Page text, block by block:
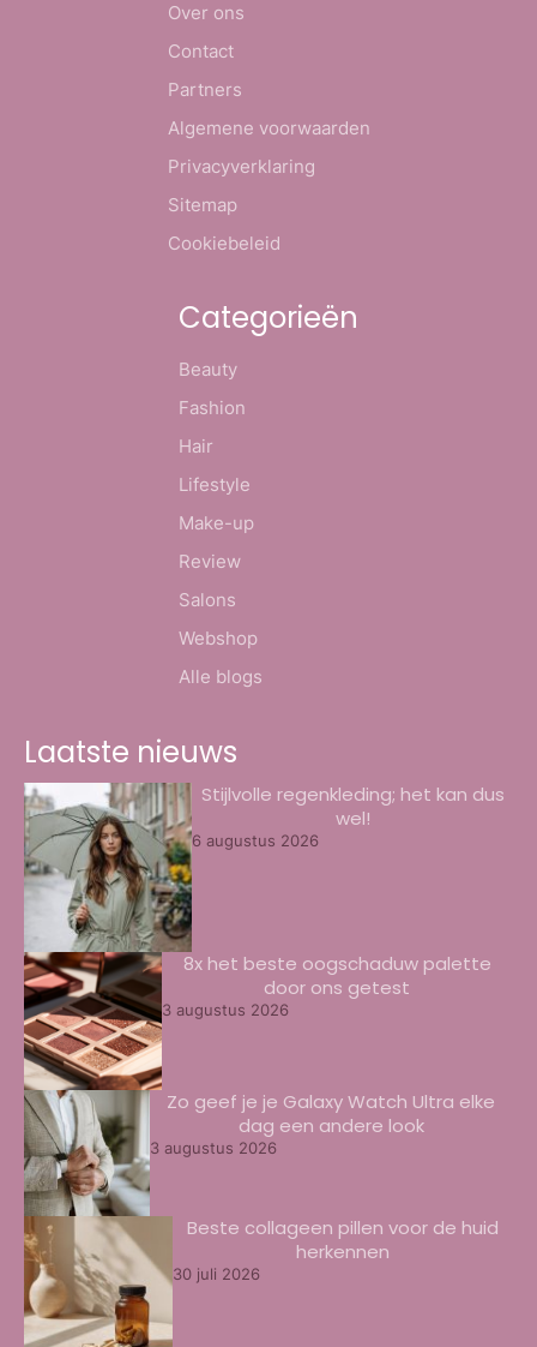
Over ons
Contact
Partners
Algemene voorwaarden
Privacyverklaring
Sitemap
Cookiebeleid
Categorieën
Beauty
Fashion
Hair
Lifestyle
Make-up
Review
Salons
Webshop
Alle blogs
Laatste nieuws
Stijlvolle regenkleding; het kan dus
wel!
6 augustus 2026
8x het beste oogschaduw palette
door ons getest
3 augustus 2026
Zo geef je je Galaxy Watch Ultra elke
dag een andere look
3 augustus 2026
Beste collageen pillen voor de huid
herkennen
30 juli 2026